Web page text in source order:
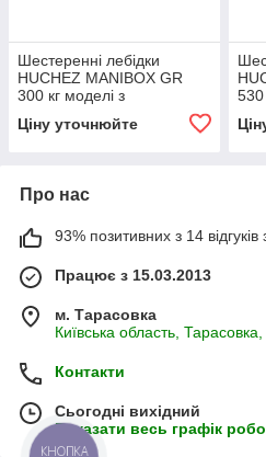
Шестеренні лебідки
НUCHEZ MANIBOX GR
300 кг моделі з
Ціну уточнюйте
530
Про нас
93% позитивних з 14 відгуків
Працює з 15.03.2013
м. Тарасовка
Київська область,
Контакти
Сьогодні вихідний
Показати весь графік
КНОПКА